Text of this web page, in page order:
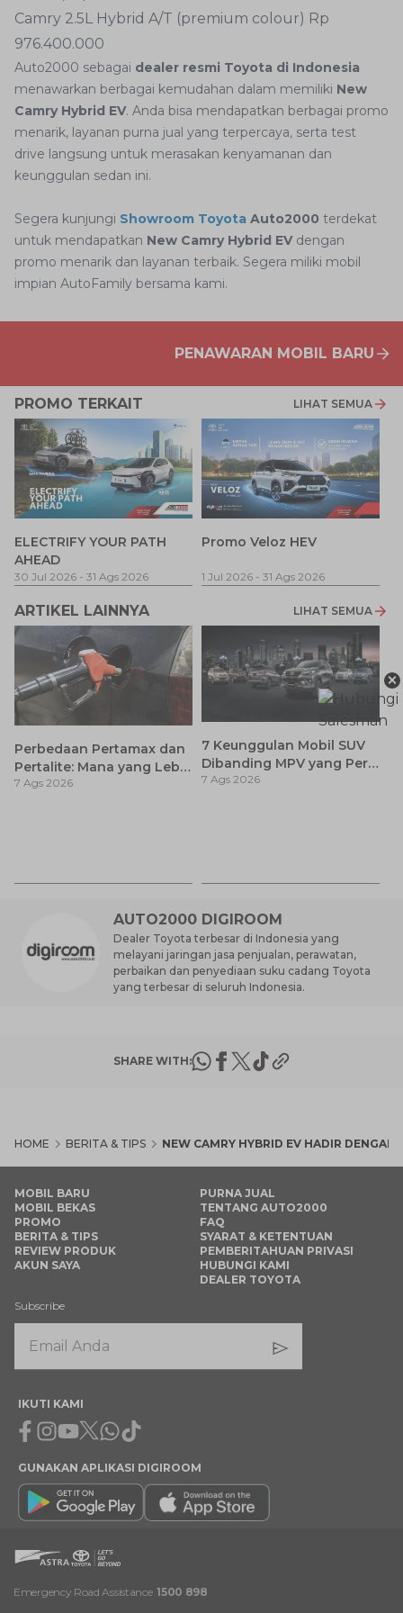
Camry 2.5L Hybrid A/T (premium colour) Rp
976.400.000
Auto2000 sebagai dealer resmi Toyota di Indonesia
menawarkan berbagai kemudahan dalam memiliki New
Camry Hybrid EV. Anda bisa mendapatkan berbagai promo
menarik, layanan purna jual yang terpercaya, serta test
drive langsung untuk merasakan kenyamanan dan
keunggulan sedan ini.
Segera kunjungi Showroom Toyota Auto2000 terdekat
untuk mendapatkan New Camry Hybrid EVdengan
promo menarik dan layanan terbaik. Segera miliki mobil
impian AutoFamily bersama kami.
PENAWARAN MOBIL BARU
PROMO TERKAIT LIHAT SEMUA
ELECTRIFY YOUR PATH
AHEAD
30 Jul 2026 - 31 Ags 2026
Promo Veloz HEV
1 Jul 2026 - 31 Ags 2026
ARTIKEL LAINNYA LIHAT SEMUA
Perbedaan Pertamax dan
Pertalite: Mana yang Lebih
Baik untuk Mobil Toyota
7 Ags 2026
7 Keunggulan Mobil SUV
Dibanding MPV yang Perlu
Anda Ketahui
7 Ags 2026
AUTO2000 DIGIROOM
Dealer Toyota terbesar di Indonesia yang
melayani jaringan jasa penjualan, perawatan,
perbaikan dan penyediaan suku cadang Toyota
yang terbesar di seluruh Indonesia.
SHARE WITH:
HOME BERITA & TIPS NEW CAMRY HYBRID EV HADIR
×
MOBIL BARU
MOBIL BEKAS
PROMO
BERITA & TIPS
REVIEW PRODUK
AKUN SAYA
PURNA JUAL
TENTANG AUTO2000
FAQ
SYARAT & KETENTUAN
PEMBERITAHUAN PRIVASI
HUBUNGI KAMI
DEALER TOYOTA
Subscribe
IKUTI KAMI
Facebook
Instagram
Youtube
X Whatsapp
Tiktok
GUNAKAN APLIKASI DIGIROOM
Emergency Road Assistance 1500 898